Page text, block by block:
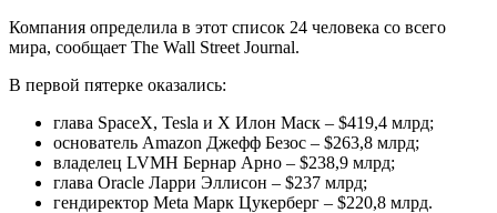
Компания определила в этот список 24 человека со всего
мира, сообщает The Wall Street Journal.
В первой пятерке оказались:
глава SpaceX, Tesla и X Илон Маск – $419,4 млрд;
основатель Amazon Джефф Безос – $263,8 млрд;
владелец LVMH Бернар Арно – $238,9 млрд;
глава Oracle Ларри Эллисон – $237 млрд;
гендиректор Meta Марк Цукерберг – $220,8 млрд.